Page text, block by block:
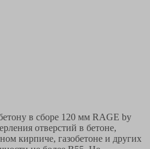
в сборе 120 мм RAGE by
отверстий в бетоне,
кирпиче, газобетоне и других